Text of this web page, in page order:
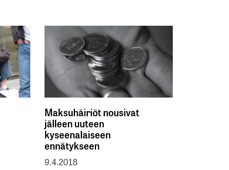
Maksuhäiriöt nousivat
jälleen uuteen
kyseenalaiseen
ennätykseen
9.4.2018